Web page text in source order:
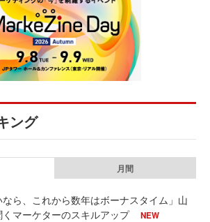
ング
月間
なら、これから数年はボーナスタイム」山
マーケターのスキルアップ
NEW